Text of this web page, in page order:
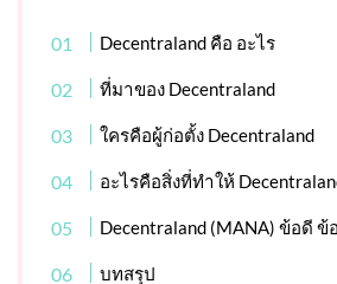
Decentraland คือ อะไร
ที่มาของ Decentraland
ใครคือผู้ก่อตั้ง Decentraland
อะไรคือสิ่งที่ทำให้
Decentraland (MANA) ข้อดี ข้
บทสรุป